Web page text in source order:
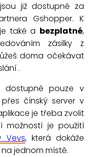
již dostupné za
Gshopper. K
také a bezplatné,
zásilky z
doma očekávat
.
dostupné pouze v
čínský server v
je třeba zvolit
možností je použití
Vevs, která dokáže
jednom místě.